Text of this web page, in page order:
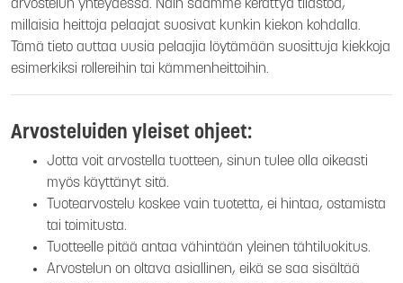
arvostelun yhteydessä. Näin saamme kerättyä tilastoa,
millaisia heittoja pelaajat suosivat kunkin kiekon kohdalla.
Tämä tieto auttaa uusia pelaajia löytämään suosittuja kiekkoja
esimerkiksi rollereihin tai kämmenheittoihin.
Arvosteluiden yleiset ohjeet:
Jotta voit arvostella tuotteen, sinun tulee olla oikeasti
myös käyttänyt sitä.
Tuotearvostelu koskee vain tuotetta, ei hintaa, ostamista
tai toimitusta.
Tuotteelle pitää antaa vähintään yleinen tähtiluokitus.
Arvostelun on oltava asiallinen, eikä se saa sisältää